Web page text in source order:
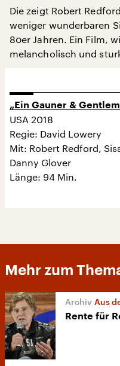
Die zeigt Robert
weniger wunderbaren
80er Jahren. Ein Film,
melancholisch und
„Ein Gauner &
USA 2018
Regie: David Lowery
Mit: Robert Redford,
Danny Glover
Länge: 94 Min.
Mehr zum
Aus
Rente für